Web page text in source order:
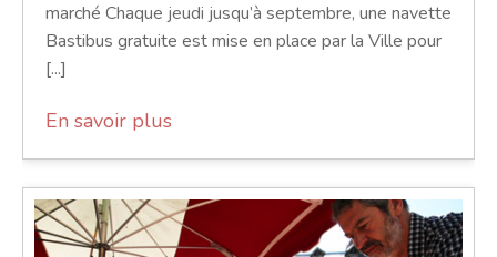
marché Chaque jeudi jusqu’à septembre, une navette
Bastibus gratuite est mise en place par la Ville pour
[...]
En savoir plus